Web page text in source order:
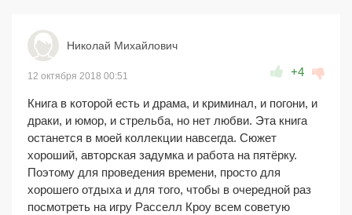
Николай Михайлович
12 октября 2018 00:51 +4
Книга в которой есть и драма, и криминал, и погони, и
драки, и юмор, и стрельба, но нет любви. Эта книга
останется в моей коллекции навсегда. Сюжет
хороший, авторская задумка и работа на пятёрку.
Поэтому для проведения времени, просто для
хорошего отдыха и для того, чтобы в очередной раз
посмотреть на игру Расселл Кроу всем советую